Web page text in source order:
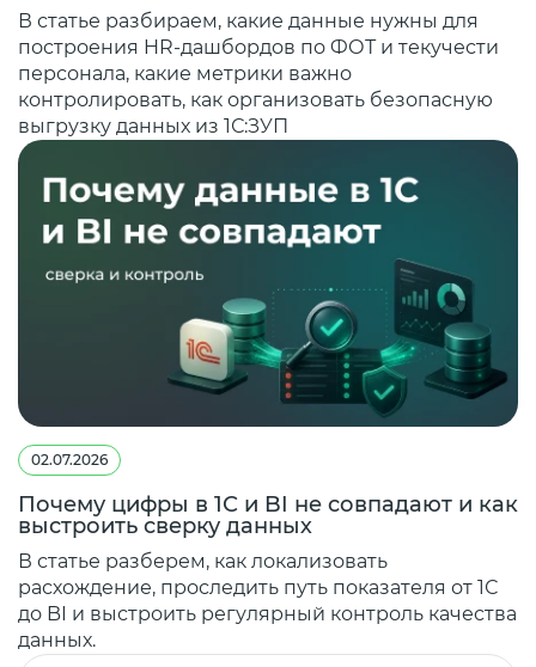
В статье разбираем, какие данные нужны для
построения HR-дашбордов по ФОТ и текучести
персонала, какие метрики важно
контролировать, как организовать безопасную
выгрузку данных из 1С:ЗУП
02.07.2026
Почему цифры в 1С и BI не совпадают и как
выстроить сверку данных
В статье разберем, как локализовать
расхождение, проследить путь показателя от 1С
до BI и выстроить регулярный контроль качества
данных.